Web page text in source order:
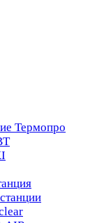
Термопро